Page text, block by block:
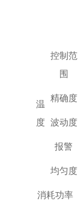
温
度
控制范
围
精确度
波动度
报警
均匀度
消耗功率